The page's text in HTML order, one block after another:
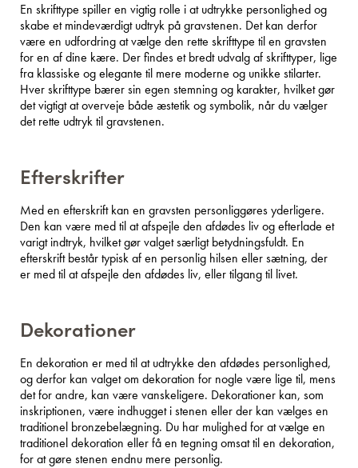
En skrifttype spiller en vigtig rolle i at udtrykke personlighed og
skabe et mindeværdigt udtryk på gravstenen. Det kan derfor
være en udfordring at vælge den rette skrifttype til en gravsten
for en af dine kære. Der findes et bredt udvalg af skrifttyper, lige
fra klassiske og elegante til mere moderne og unikke stilarter.
Hver skrifttype bærer sin egen stemning og karakter, hvilket gør
det vigtigt at overveje både æstetik og symbolik, når du vælger
det rette udtryk til gravstenen.
Efterskrifter
Med en efterskrift kan en gravsten personliggøres yderligere.
Den kan være med til at afspejle den afdødes liv og efterlade et
varigt indtryk, hvilket gør valget særligt betydningsfuldt. En
efterskrift består typisk af en personlig hilsen eller sætning, der
er med til at afspejle den afdødes liv, eller tilgang til livet.
Dekorationer
En dekoration er med til at udtrykke den afdødes personlighed,
og derfor kan valget om dekoration for nogle være lige til, mens
det for andre, kan være vanskeligere. Dekorationer kan, som
inskriptionen, være indhugget i stenen eller der kan vælges en
traditionel bronzebelægning. Du har mulighed for at vælge en
traditionel dekoration eller få en tegning omsat til en dekoration,
for at gøre stenen endnu mere personlig.